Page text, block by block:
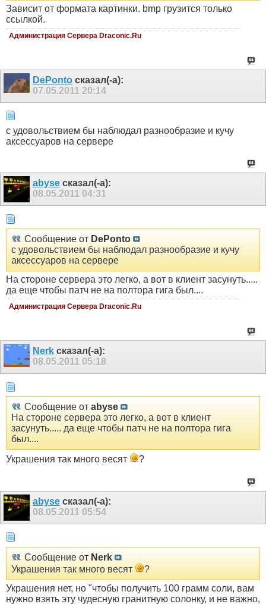
Зависит от формата картинки. bmp грузится только
ссылкой.
Администрация Сервера Draconic.Ru
DePonto сказал(-а):
07.05.2011 20:14
с удовольствием бы наблюдал разнообразие и кучу
аксессуаров на сервере
abyse сказал(-а):
08.05.2011 04:31
Сообщение от DePonto
с удовольствием бы наблюдал разнообразие и кучу
аксессуаров на сервере
На стороне сервера это легко, а вот в клиент засунуть.....
да еще чтобы патч не на полтора гига был....
Администрация Сервера Draconic.Ru
Nerk сказал(-а):
08.05.2011 05:18
Сообщение от abyse
На стороне сервера это легко, а вот в клиент
засунуть..... да еще чтобы патч не на полтора гига
был....
Украшения так много весят
?
abyse сказал(-а):
08.05.2011 05:54
Сообщение от Nerk
Украшения так много весят
?
Украшения нет, но "чтобы получить 100 грамм соли, вам
нужно взять эту чудесную гранитную солонку, и не важно,